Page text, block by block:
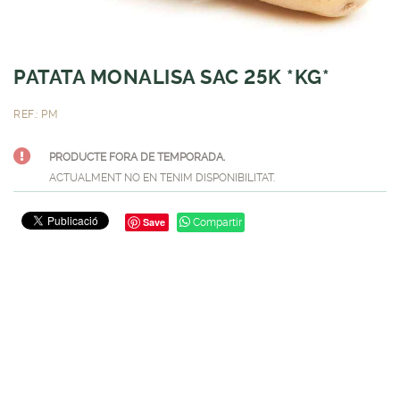
PATATA MONALISA SAC 25K *KG*
REF.: PM
PRODUCTE FORA DE TEMPORADA.
ACTUALMENT NO EN TENIM DISPONIBILITAT.
Save Compartir